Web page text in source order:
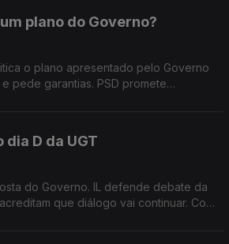
um plano do Governo?
o plano apresentado pelo Governo
pede garantias. PSD promete
dia D da UGT
do Governo. IL defende debate da
que diálogo vai continuar. Com